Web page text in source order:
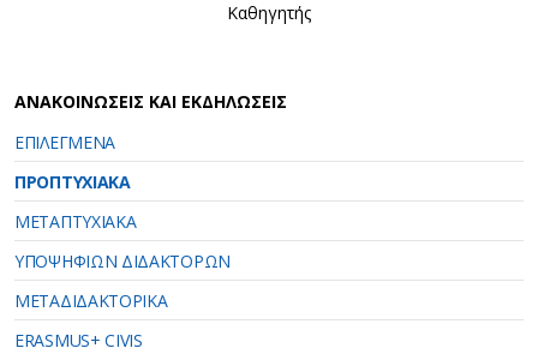
Καθηγητής
ΑΝΑΚΟΙΝΩΣΕΙΣ ΚΑΙ ΕΚΔΗΛΩΣΕΙΣ
ΕΠΙΛΕΓΜΕΝΑ
ΠΡΟΠΤΥΧΙΑΚΑ
ΜΕΤΑΠΤΥΧΙΑΚΑ
ΥΠΟΨΗΦΙΩΝ ΔΙΔΑΚΤΟΡΩΝ
ΜΕΤΑΔΙΔΑΚΤΟΡΙΚΑ
ERASMUS+ CIVIS